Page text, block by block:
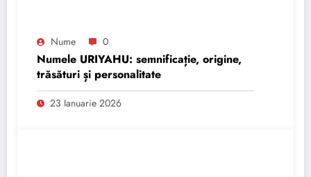
Nume 0
Numele URIYAHU: semnificație, origine,
trăsături și personalitate
23 Ianuarie 2026